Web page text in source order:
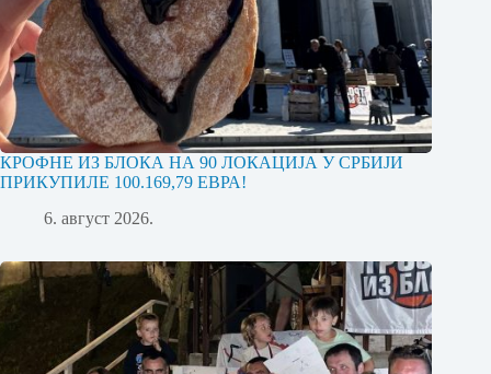
КРОФНЕ ИЗ БЛОКА НА 90 ЛОКАЦИЈА У СРБИЈИ
ПРИКУПИЛЕ 100.169,79 ЕВРА!
6. август 2026.